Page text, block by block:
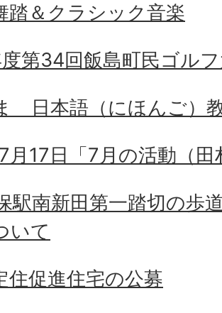
踏＆クラシック音楽
第34回飯島町民ゴル
日本語（にほんご）
月17日「7月の活動（田
駅南新田第一踏切の歩
いて
住促進住宅の公募